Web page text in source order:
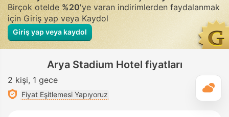
Birçok otelde%20'ye varan indirimlerden faydalanmak
için Giriş yap veya Kaydol
Giriş yap veya kaydol
Arya Stadium Hotel fiyatları
2 kişi 1 gece
Fiyat Eşitlemesi Yapıyoruz